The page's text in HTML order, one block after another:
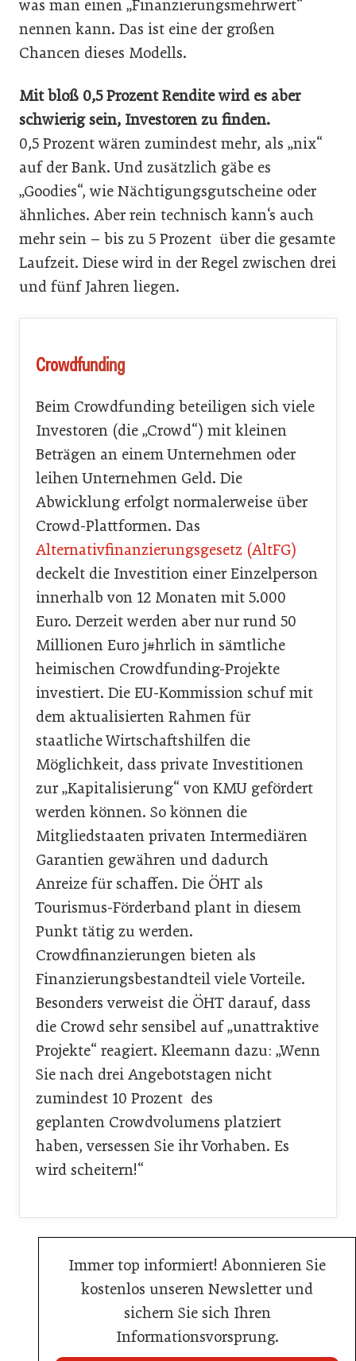
was man einen „Finanzierungsmehrwert“
nennen kann. Das ist eine der großen
Chancen dieses Modells.
Mit bloß 0,5 Prozent Rendite wird es aber
schwierig sein, Investoren zu finden.
0,5 Prozent wären zumindest mehr, als „nix“
auf der Bank. Und zusätzlich gäbe es
„Goodies“, wie Nächtigungsgutscheine oder
ähnliches. Aber rein technisch kann‘s auch
mehr sein – bis zu 5 Prozent über die gesamte
Laufzeit. Diese wird in der Regel zwischen drei
und fünf Jahren liegen.
Crowdfunding
Beim Crowdfunding beteiligen sich viele
Investoren (die „Crowd“) mit kleinen
Beträgen an einem Unternehmen oder
leihen Unternehmen Geld. Die
Abwicklung erfolgt normalerweise über
Crowd-Plattformen. Das
Alternativfinanzierungsgesetz (AltFG)
deckelt die Investition einer Einzelperson
innerhalb von 12 Monaten mit 5.000
Euro. Derzeit werden aber nur rund 50
Millionen Euro j#hrlich in sämtliche
heimischen Crowdfunding-Projekte
investiert. Die EU-Kommission schuf mit
dem aktualisierten Rahmen für
staatliche Wirtschaftshilfen die
Möglichkeit, dass private Investitionen
zur „Kapitalisierung“ von KMU gefördert
werden können. So können die
Mitgliedstaaten privaten Intermediären
Garantien gewähren und dadurch
Anreize für schaffen. Die ÖHT als
Tourismus-Förderband plant in diesem
Punkt tätig zu werden.
Crowdfinanzierungen bieten als
Finanzierungsbestandteil viele Vorteile.
Besonders verweist die ÖHT darauf, dass
die Crowd sehr sensibel auf „unattraktive
Projekte“ reagiert. Kleemann dazu: „Wenn
Sie nach drei Angebotstagen nicht
zumindest 10 Prozent des
geplanten Crowdvolumens platziert
haben, versessen Sie ihr Vorhaben. Es
wird scheitern!“
Immer top informiert! Abonnieren Sie
kostenlos unseren Newsletter und
sichern Sie sich Ihren
Informationsvorsprung.